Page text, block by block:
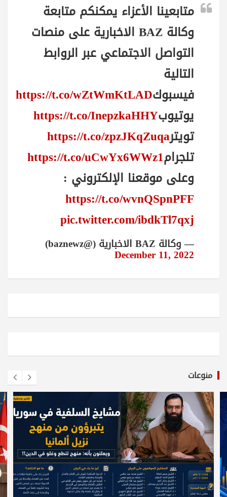
متابعينا الأعزاء يمكنكم متابعة
وكالة BAZ الاخبارية على منصات
التواصل الاجتماعي عبر الروابط
التالية
فيسبوكhttps://t.co/wZtWmKtLAD
يوتيوبhttps://t.co/InepzkaHHY
تويترhttps://t.co/zpzJKqZuqa
تلجرامhttps://t.co/uCwYx6WWz1
وعلى موقعنا الإلكتروني :
https://t.co/wvnQSpnPFF
pic.twitter.com/ibdkTl7qxj
— وكالة BAZ الاخبارية (@baznewz)
December 11, 2022
منوعات